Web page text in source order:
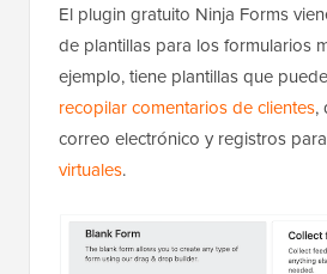
El plugin gratuito Ninja Forms
de plantillas para los formularios
ejemplo, tiene plantillas que
recopilar comentarios de clientes,
correo electrónico y registros
virtuales.